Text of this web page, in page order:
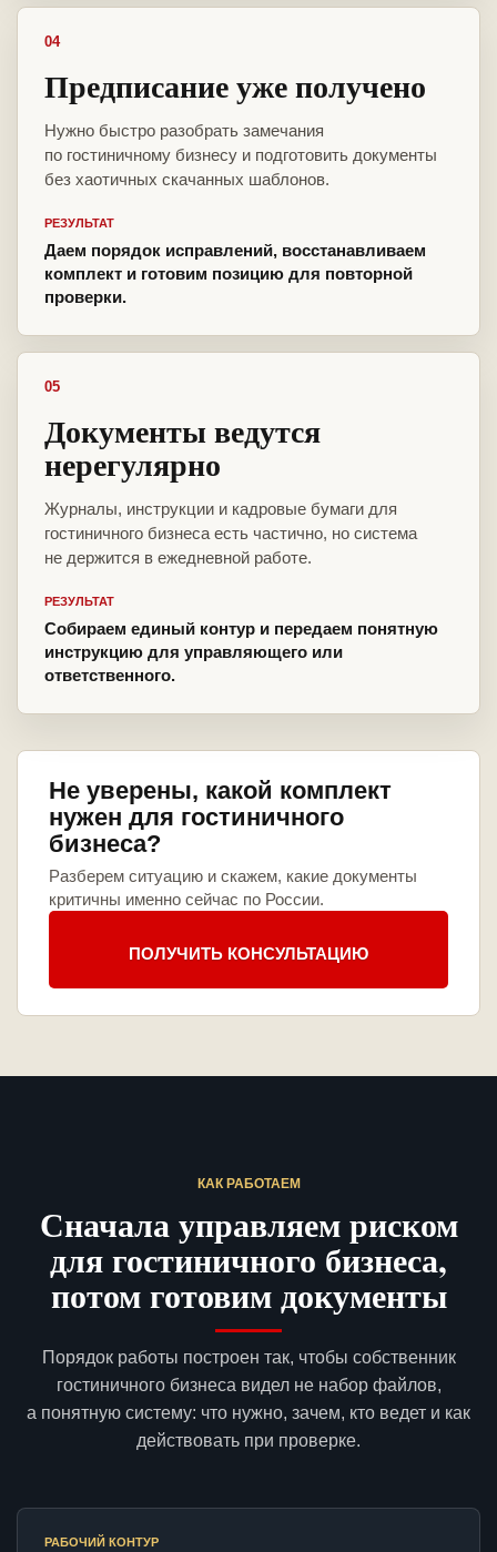
04
Предписание уже получено
Нужно быстро разобрать замечания
по гостиничному бизнесу и подготовить документы
без хаотичных скачанных шаблонов.
РЕЗУЛЬТАТ
Даем порядок исправлений, восстанавливаем
комплект и готовим позицию для повторной
проверки.
05
Документы ведутся
нерегулярно
Журналы, инструкции и кадровые бумаги для
гостиничного бизнеса есть частично, но система
не держится в ежедневной работе.
РЕЗУЛЬТАТ
Собираем единый контур и передаем понятную
инструкцию для управляющего или
ответственного.
Не уверены, какой комплект
нужен для гостиничного
бизнеса?
Разберем ситуацию и скажем, какие документы
критичны именно сейчас по России.
ПОЛУЧИТЬ КОНСУЛЬТАЦИЮ
КАК РАБОТАЕМ
Сначала управляем риском
для гостиничного бизнеса,
потом готовим документы
Порядок работы построен так, чтобы собственник
гостиничного бизнеса видел не набор файлов,
а понятную систему: что нужно, зачем, кто ведет и как
действовать при проверке.
РАБОЧИЙ КОНТУР